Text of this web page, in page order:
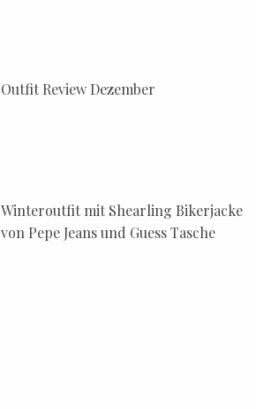
Outfit Review Dezember
Winteroutfit mit Shearling Bikerjacke
von Pepe Jeans und Guess Tasche